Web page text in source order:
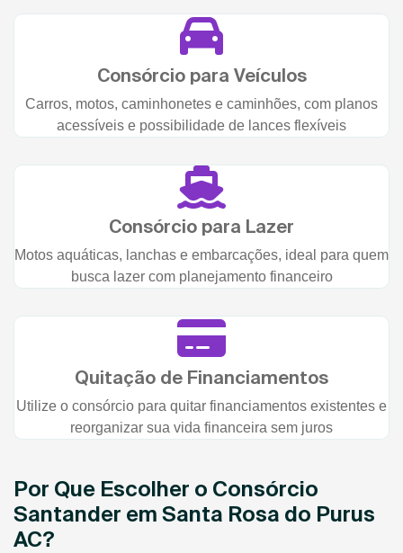
Consórcio para Veículos
Carros, motos, caminhonetes e caminhões, com planos
acessíveis e possibilidade de lances flexíveis
Consórcio para Lazer
Motos aquáticas, lanchas e embarcações, ideal para quem
busca lazer com planejamento financeiro
Quitação de Financiamentos
Utilize o consórcio para quitar financiamentos existentes e
reorganizar sua vida financeira sem juros
Por Que Escolher o Consórcio
Santander em Santa Rosa do Purus
AC?